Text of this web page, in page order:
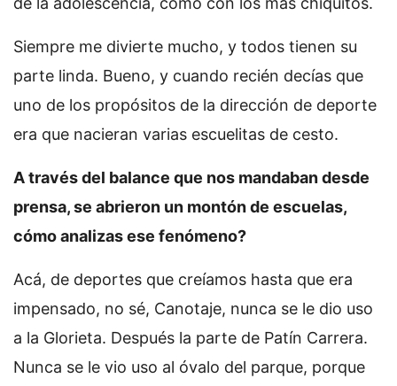
Siempre me divierte mucho, y todos tienen su
parte linda. Bueno, y cuando recién decías que
uno de los propósitos de la dirección de deporte
era que nacieran varias escuelitas de cesto.
A través del balance que nos mandaban desde
prensa, se abrieron un montón de escuelas,
cómo analizas ese fenómeno?
Acá, de deportes que creíamos hasta que era
impensado, no sé, Canotaje, nunca se le dio uso
a la Glorieta. Después la parte de Patín Carrera.
Nunca se le vio uso al óvalo del parque, porque